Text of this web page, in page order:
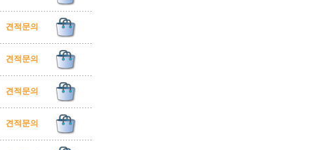
견적문의
견적문의
견적문의
견적문의